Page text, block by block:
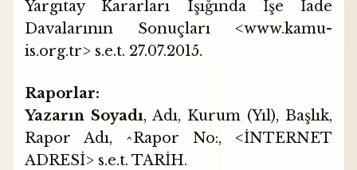
Yargıtay Kararları Işığında İşe İade
Davalarının Sonuçları <www.kamu-
is.org.tr> s.e.t. 27.07.2015.
Raporlar:
Yazarın Soyadı, Adı, Kurum (Yıl), Başlık,
Rapor Adı, ^Rapor No:, <İNTERNET
ADRESİ> s.e.t. TARİH.